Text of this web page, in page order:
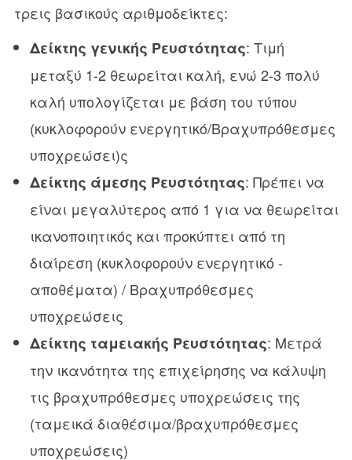
τρεις βασικούς αριθμοδείκτες:
Δείκτης γενικής Ρευστότητας: Τιμή
μεταξύ 1-2 θεωρείται καλή, ενώ 2-3 πολύ
καλή υπολογίζεται με βάση του τύπου
(κυκλοφορούν ενεργητικό/Βραχυπρόθεσμες
υποχρεώσει)ς
Δείκτης άμεσης Ρευστότητας: Πρέπει να
είναι μεγαλύτερος από 1 για να θεωρείται
ικανοποιητικός και προκύπτει από τη
διαίρεση (κυκλοφορούν ενεργητικό -
αποθέματα) / Βραχυπρόθεσμες
υποχρεώσεις
Δείκτης ταμειακής Ρευστότητας: Μετρά
την ικανότητα της επιχείρησης να κάλυψη
τις βραχυπρόθεσμες υποχρεώσεις της
(ταμεικά διαθέσιμα/βραχυπρόθεσμες
υποχρεώσεις)